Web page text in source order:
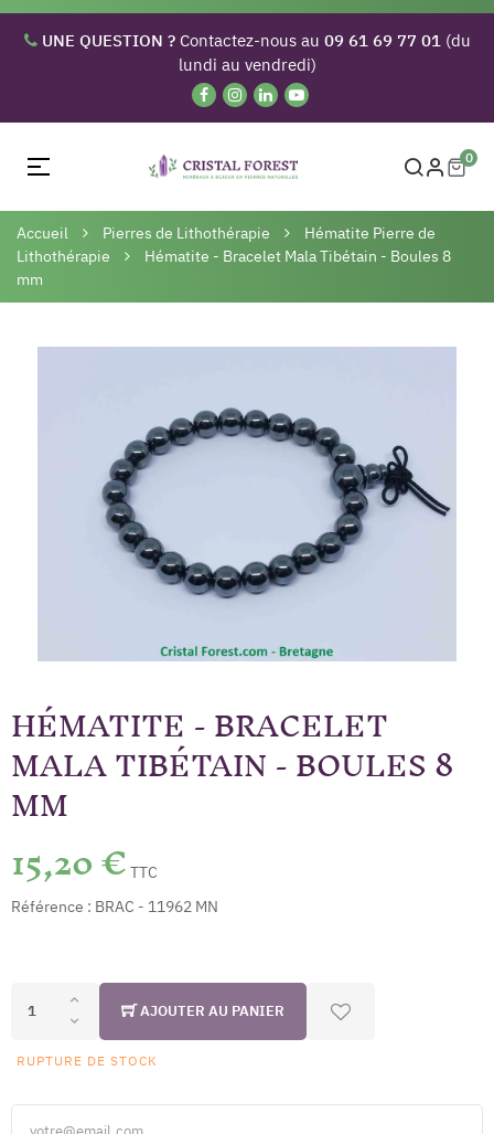
UNE QUESTION ?Contactez-nous au 09 61 69 77 01(du
lundi au vendredi)
Basculer
navigation
☰ 0
Accueil Pierres de Lithothérapie
Hématite Pierre de
Lithothérapie
Hématite - Bracelet Mala Tibétain - Boules 8
mm
HÉMATITE - BRACELET
MALA TIBÉTAIN - BOULES 8
MM
15,20 € TTC
Référence : BRAC - 11962 MN
AJOUTER AU PANIER
RUPTURE DE STOCK